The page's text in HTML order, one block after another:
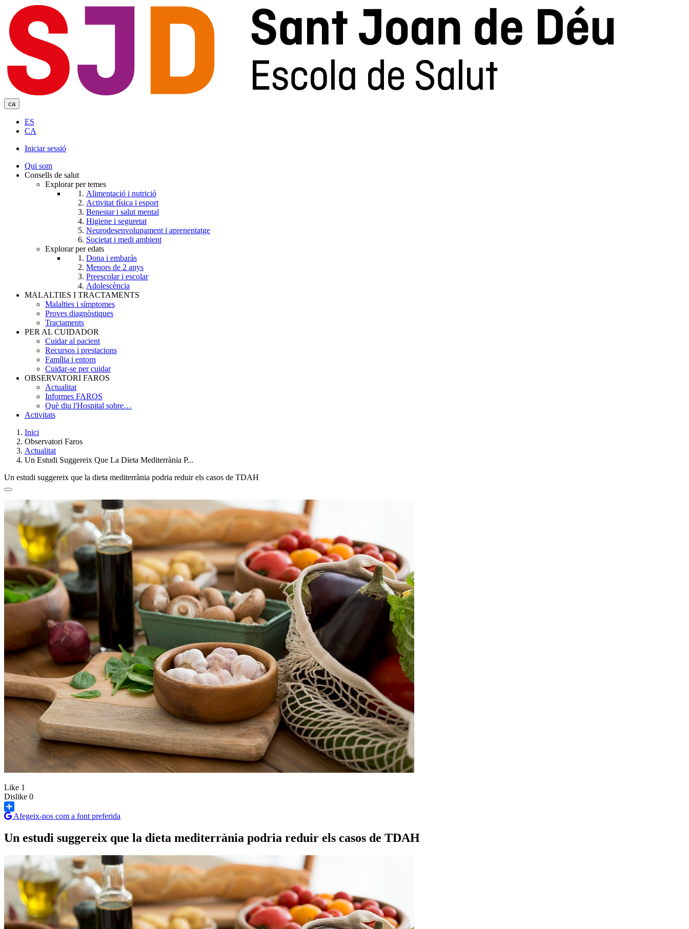
main
content
ca
ES
CA
User
account
Iniciar sessió
Qui som
Consells de salut
Explorar per temes
Alimentació i nutrició
Activitat física i esport
Benestar i salut mental
Higiene i seguretat
Neurodesenvolupament i aprenentatge
Societat i medi ambient
Explorar per edats
Dona i embaràs
Menors de 2 anys
Preescolar i escolar
Adolescència
MALALTIES I TRACTAMENTS
Malalties i símptomes
Proves diagnòstiques
Tractaments
PER AL CUIDADOR
Cuidar al pacient
Recursos i prestacions
Família i entorn
Cuidar-se per cuidar
OBSERVATORI FAROS
Actualitat
Informes FAROS
Què diu l'Hospital sobre…
Activitats
Breadcrumb
Inici
Observatori Faros
Actualitat
Un Estudi Suggereix Que La Dieta Mediterrània P...
Un estudi suggereix que la dieta mediterrània podria reduir els casos de TDAH
Like 1
Dislike 0
Share
Afegeix-nos com a font preferida
Un estudi suggereix que la dieta mediterrània podria reduir els casos de TDAH